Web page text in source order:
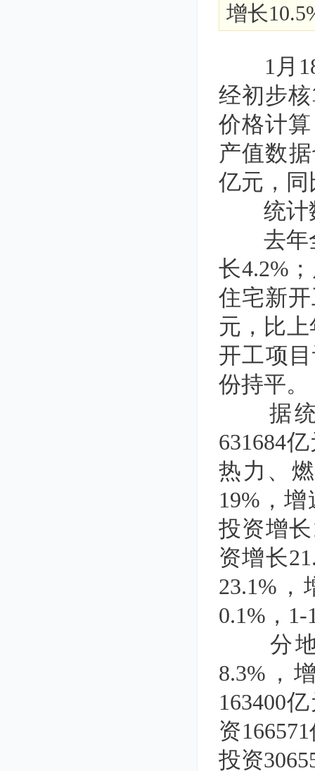
增长
1月18
经初步
价格计
产值数
亿元，同
统计
去年全
长4.2%
住宅新
元，比
开工项
份持平。
据统
631684
热力、
19%，
投资增
资增长
23.1%
0.1%，
分地
8.3%，
163400
资
投资